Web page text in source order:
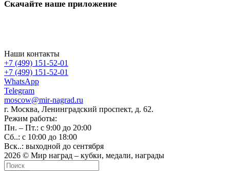
Скачайте наше приложение
Наши контакты
+7 (499) 151-52-01
+7 (499) 151-52-01
WhatsApp
Telegram
moscow@mir-nagrad.ru
г. Москва, Ленинградский проспект, д. 62.
Режим работы:
Пн. – Пт.: с 9:00 до 20:00
Сб..: с 10:00 до 18:00
Вск..: выходной до сентября
2026 © Мир наград – кубки, медали, награды